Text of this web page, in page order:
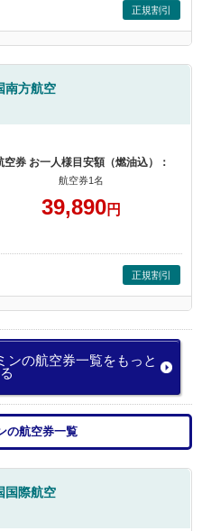
正規割引
南方航空
空券 お一人様目安額（燃油込）：
航空券1名
39,890円
正規割引
ンの航空券一覧をもっと
の航空券一覧
国際航空